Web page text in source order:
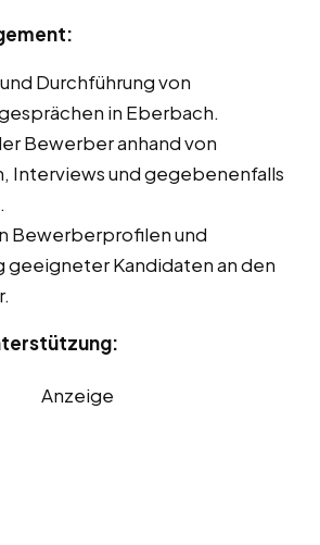
Durchführung von
in Eberbach.
Bewerber anhand von
Interviews und gegebenenfalls
Bewerberprofilen und
geeigneter Kandidaten an den
Anzeige